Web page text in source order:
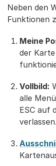
Neben den
Funktionen
Meine
der
Vollbild:
alle
ESC auf
verlassen.